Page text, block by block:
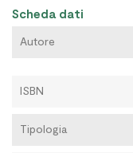
Scheda dati
Autore
ISBN
Tipologia